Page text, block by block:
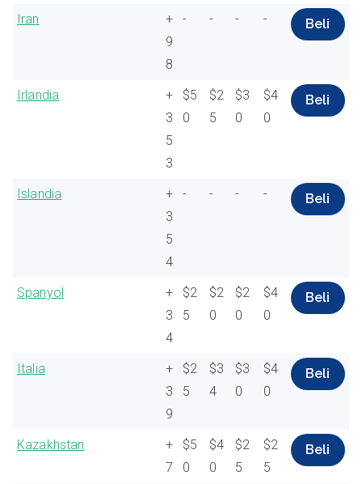
Iran
+
9
8
- - - - Beli
Irlandia
+
3
5
3
$5
0
$2
5
$3
0
$4
0
Beli
Islandia
+
3
5
4
- - - - Beli
Spanyol
+
3
4
$2
5
$2
0
$2
0
$4
0
Beli
Italia
+
3
9
$2
5
$3
4
$3
0
$4
0
Beli
Kazakhstan
+
7
$5
0
$4
0
$2
5
$2
5
Beli